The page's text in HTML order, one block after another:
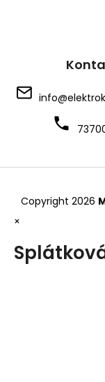
info@
Copyright 2026
×